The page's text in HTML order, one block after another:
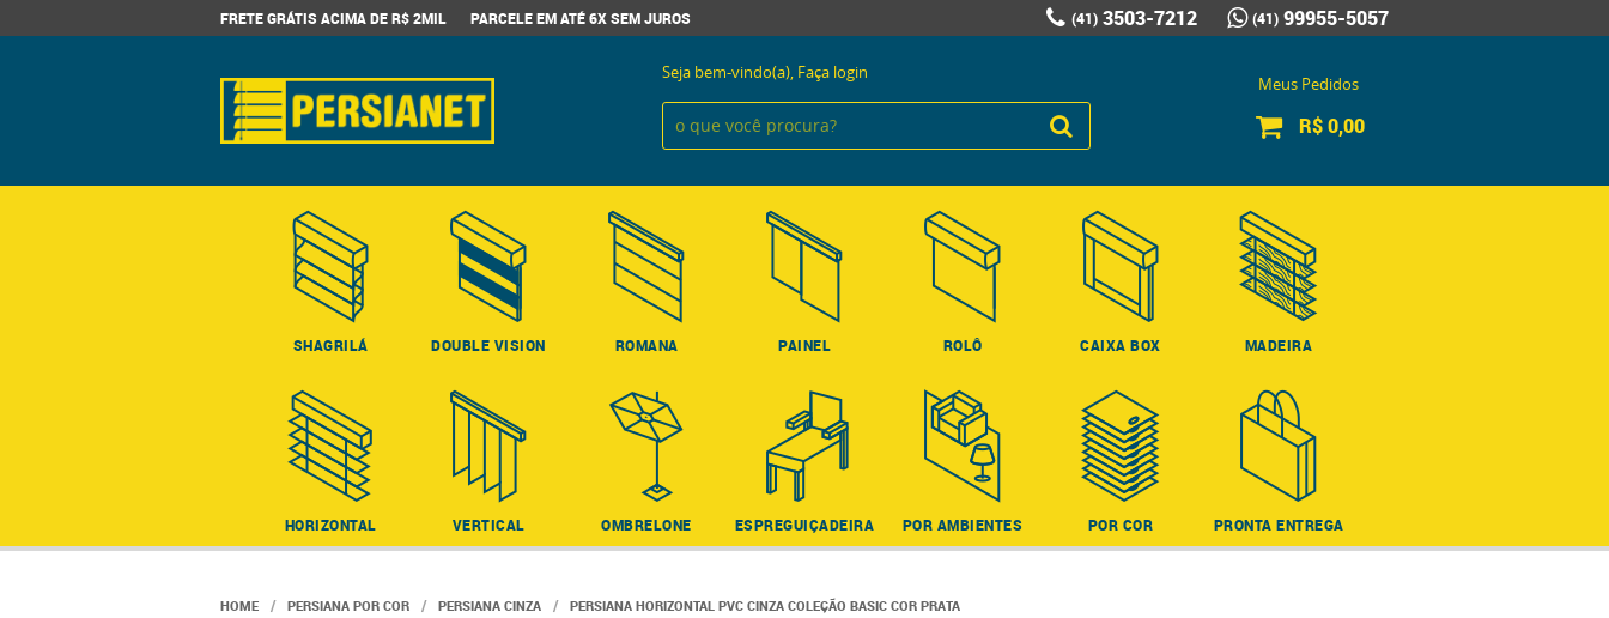
FRETE GRÁTIS ACIMA DE R$ 2MIL PARCELE EM ATÉ 6X SEM JUROS (41) 3503-7212 (41) 99955-5057
Seja bem-vindo(a), Faça login
Meus Pedidos
R$ 0,00
SHAGRILÁ DOUBLE VISION ROMANA PAINEL ROLÔ CAIXA BOX MADEIRA
HORIZONTAL VERTICAL OMBRELONE ESPREGUIÇADEIRA POR AMBIENTES POR COR PRONTA ENTREGA
HOME PERSIANA POR COR PERSIANA CINZA PERSIANA HORIZONTAL PVC CINZA COLEÇÃO BASIC COR PRATA